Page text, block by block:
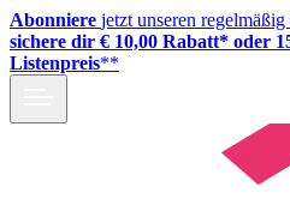
Abonniere jetzt unseren
sichere dir € 10,00 Rabatt* oder
Listenpreis**